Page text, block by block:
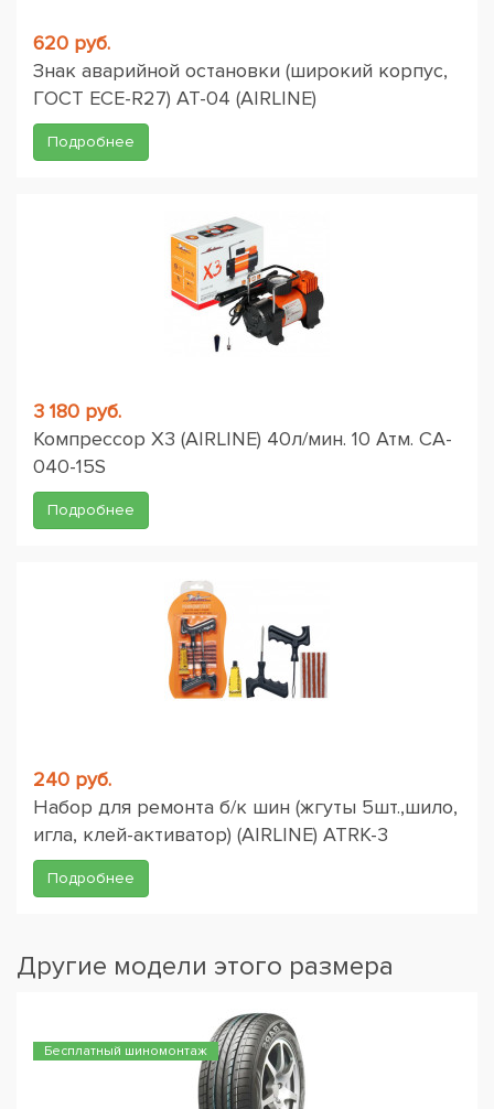
620 руб.
Знак аварийной остановки (широкий корпус,
ГОСТ ЕСЕ-R27) AT-04 (AIRLINE)
Подробнее
3 180 руб.
Компрессор X3 (AIRLINE) 40л/мин. 10 Атм. CA-
040-15S
Подробнее
240 руб.
Набор для ремонта б/к шин (жгуты 5шт.,шило,
игла, клей-активатор) (AIRLINE) ATRK-3
Подробнее
Другие модели этого размера
Бесплатный шиномонтаж